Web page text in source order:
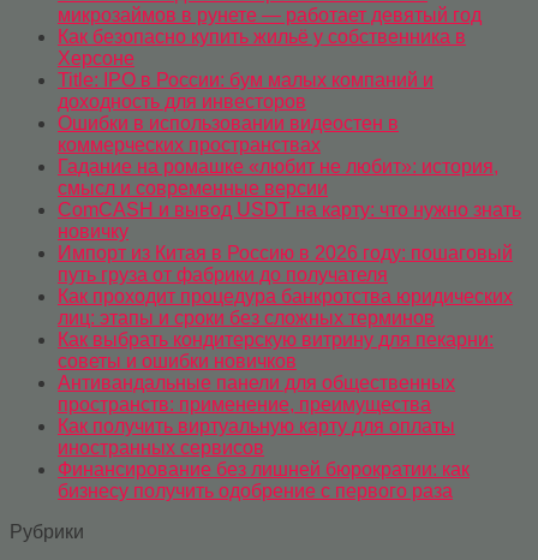
микрозаймов в рунете — работает девятый год
Как безопасно купить жильё у собственника в
Херсоне
Title: IPO в России: бум малых компаний и
доходность для инвесторов
Ошибки в использовании видеостен в
коммерческих пространствах
Гадание на ромашке «любит не любит»: история,
смысл и современные версии
ComCASH и вывод USDT на карту: что нужно знать
новичку
Импорт из Китая в Россию в 2026 году: пошаговый
путь груза от фабрики до получателя
Как проходит процедура банкротства юридических
лиц: этапы и сроки без сложных терминов
Как выбрать кондитерскую витрину для пекарни:
советы и ошибки новичков
Антивандальные панели для общественных
пространств: применение, преимущества
Как получить виртуальную карту для оплаты
иностранных сервисов
Финансирование без лишней бюрократии: как
бизнесу получить одобрение с первого раза
Рубрики